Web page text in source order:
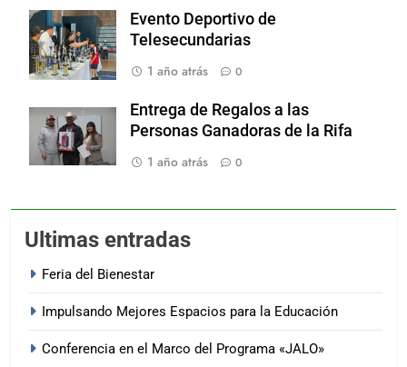
Evento Deportivo de
Telesecundarias
1 año atrás
0
Entrega de Regalos a las
Personas Ganadoras de la Rifa
1 año atrás
0
Ultimas entradas
Feria del Bienestar
Impulsando Mejores Espacios para la Educación
Conferencia en el Marco del Programa «JALO»